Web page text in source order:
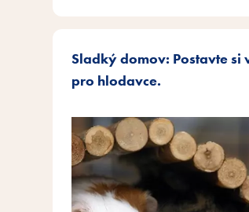
Sladký domov: Postavte si
pro hlodavce.